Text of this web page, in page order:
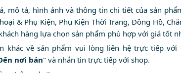
mô tả, hình ảnh và thông tin chi tiết của sản
& Phụ Kiện, Phụ Kiện Thời Trang, Đồng Hồ,
hàng lựa chọn sản phẩm phù hợp với giá tốt
khác về sản phẩm vui lòng liên hệ trực tiếp với
nơi bán" và nhắn tin trực tiếp với shop.